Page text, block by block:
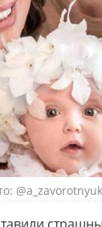
@a_zavorotnyuk